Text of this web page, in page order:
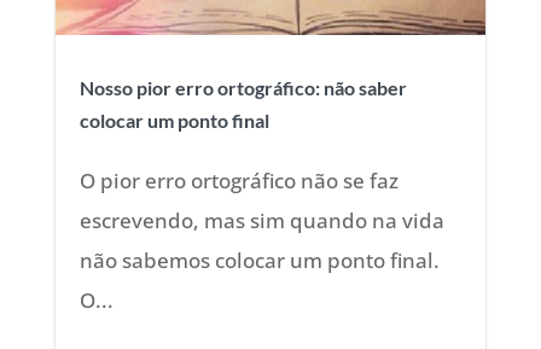
Nosso pior erro ortográfico: não saber
colocar um ponto final
O pior erro ortográfico não se faz
escrevendo, mas sim quando na vida
não sabemos colocar um ponto final.
O...